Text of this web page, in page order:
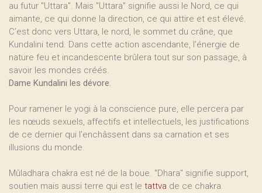
au futur "Uttara". Mais "Uttara" signifie aussi le Nord, ce qui
aimante, ce qui donne la direction, ce qui attire et est élevé.
C’est donc vers Uttara, le nord, le sommet du crâne, que
Kundalini tend. Dans cette action ascendante, l’énergie de
nature feu et incandescente brûlera tout sur son passage, à
savoir les mondes créés.
Dame Kundalini les dévore.
Pour ramener le yogi à la conscience pure, elle percera par
les nœuds sexuels, affectifs et intellectuels, les justifications
de ce dernier qui l’enchâssent dans sa carnation et ses
illusions du monde.
Mûladhara chakra est né de la boue. "Dhara" signifie support,
soutien mais aussi terre qui est le tattva de ce chakra.